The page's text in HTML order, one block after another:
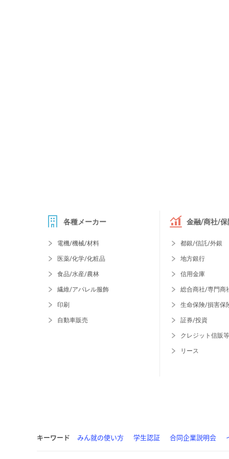
各種メーカー
電機/機械/材料
医薬/化学/化粧品
食品/水産/農林
繊維/アパレル服飾
印刷
自動車販売
金融/商社/保
都銀/信託/外銀
地方銀行
信用金庫
総合商社/専門商
生命保険/損害保
証券/投資
クレジット信販等
リース
キーワード みん就の使い方 学生認証 合同企業説明会